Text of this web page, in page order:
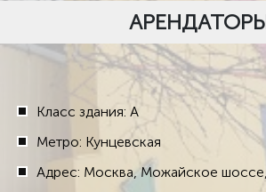
Класс здания: A
Метро: Кунцевская
Адрес: Москва, Можайское